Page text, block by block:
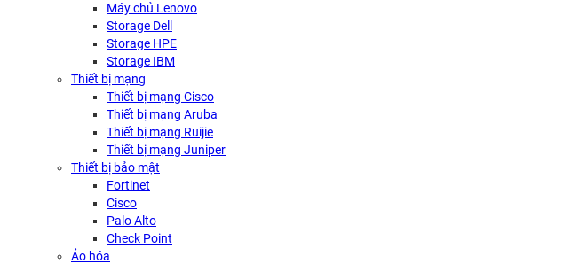
Máy chủ Lenovo
Storage Dell
Storage HPE
Storage IBM
Thiết bị mạng
Thiết bị mạng Cisco
Thiết bị mạng Aruba
Thiết bị mạng Ruijie
Thiết bị mạng Juniper
Thiết bị bảo mật
Fortinet
Cisco
Palo Alto
Check Point
Ảo hóa